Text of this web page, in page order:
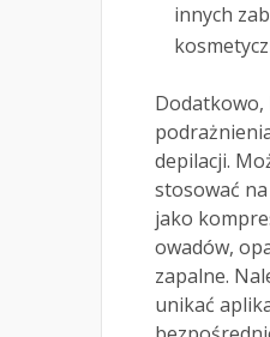
innych
Dodatkowo,
depilacji.
stosować
jako
owadów,
zapalne.
unikać